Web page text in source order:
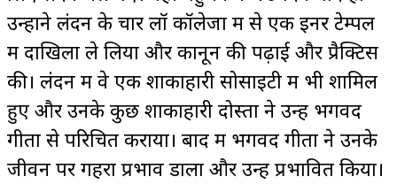
उन्होंने लंदन के चार लॉ कॉलेजों में से एक इनर टेम्पल
में दाखिला ले लिया और कानून की पढ़ाई और प्रैक्टिस
की। लंदन में वे एक शाकाहारी सोसाइटी में भी शामिल
हुए और उनके कुछ शाकाहारी दोस्तों ने उन्हें भगवद
गीता से परिचित कराया। बाद में भगवद गीता ने उनके
जीवन पर गहरा प्रभाव डाला और उन्हें प्रभावित किया।